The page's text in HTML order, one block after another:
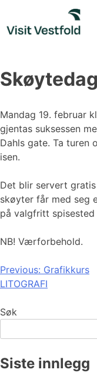
content
Mandag 19. februar
gjentas suksessen
Dahls gate. Ta turen
isen.
Det blir servert
skøyter får med seg
på valgfritt
NB! Værforbehold.
Previous: Grafikkurs
LITOGRAFI
Søk
Siste innlegg